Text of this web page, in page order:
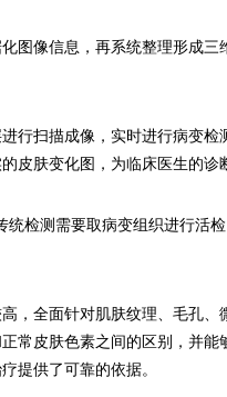
像信息，再系统整理形成三
扫描成像，实时进行病变检
皮肤变化图，为临床医生的诊
测需要取病变组织进行活
全面针对肌肤纹理、毛孔、
常皮肤色素之间的区别，并
提供了可靠的依据。